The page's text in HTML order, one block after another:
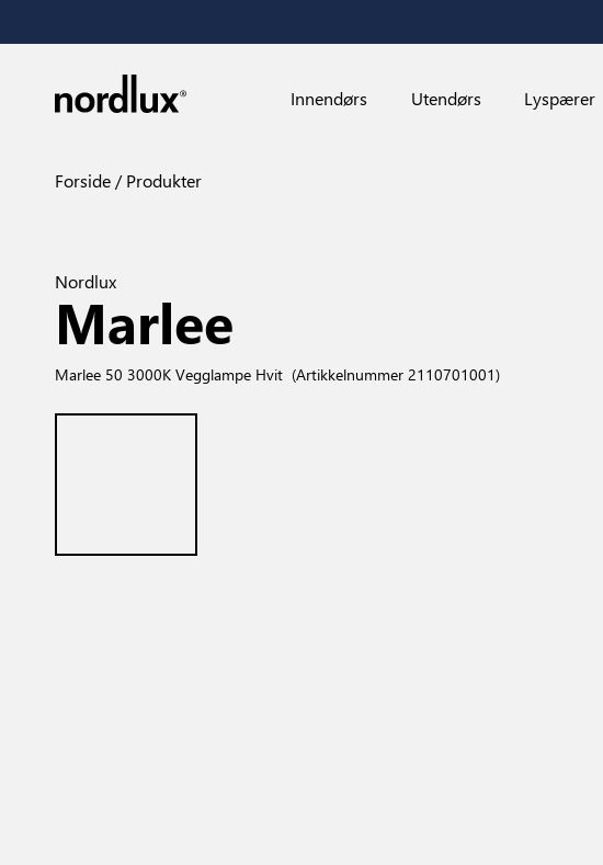
Innendørs Utendørs Lyspærer
Forside Produkter
Nordlux
Marlee
Marlee 50 3000K Vegglampe Hvit (Artikkelnummer 2110701001)